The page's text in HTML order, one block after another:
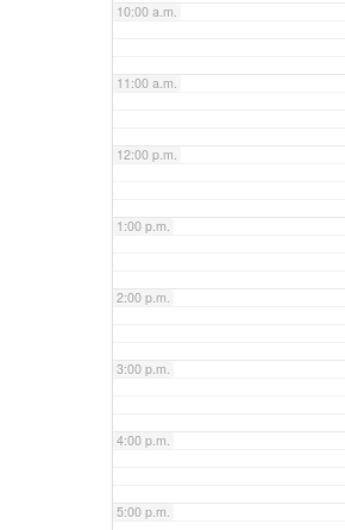
10:00 a.m.
11:00 a.m.
12:00 p.m.
1:00 p.m.
2:00 p.m.
3:00 p.m.
4:00 p.m.
5:00 p.m.